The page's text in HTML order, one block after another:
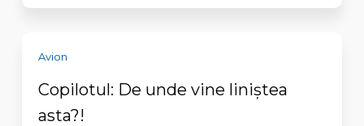
Avion
Copilotul: De unde vine liniștea
asta?!